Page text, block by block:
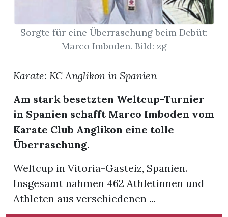
Sorgte für eine Überraschung beim Debüt:
Marco Imboden. Bild: zg
Karate: KC Anglikon in Spanien
Am stark besetzten Weltcup-Turnier
in Spanien schafft Marco Imboden vom
Karate Club Anglikon eine tolle
Überraschung.
Weltcup in Vitoria-Gasteiz, Spanien.
Insgesamt nahmen 462 Athletinnen und
Athleten aus verschiedenen ...